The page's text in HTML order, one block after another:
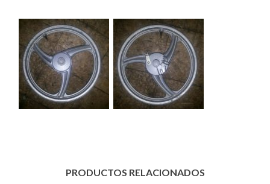
PRODUCTOS RELACIONADOS